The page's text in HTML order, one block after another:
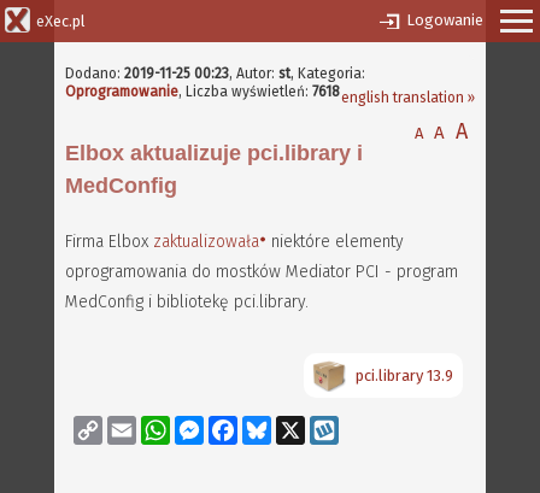
eXec.pl Logowanie
Dodano: 2019-11-25 00:23, Autor: st, Kategoria:
Oprogramowanie, Liczba wyświetleń: 7618english translation »
A A A
Elbox aktualizuje pci.library i
MedConfig
Firma Elbox zaktualizowała
niektóre elementy
oprogramowania do mostków Mediator PCI - program
MedConfig i bibliotekę pci.library.
pci.library 13.9
Copy
Link
Email WhatsAppMessenger
FacebookBluesky